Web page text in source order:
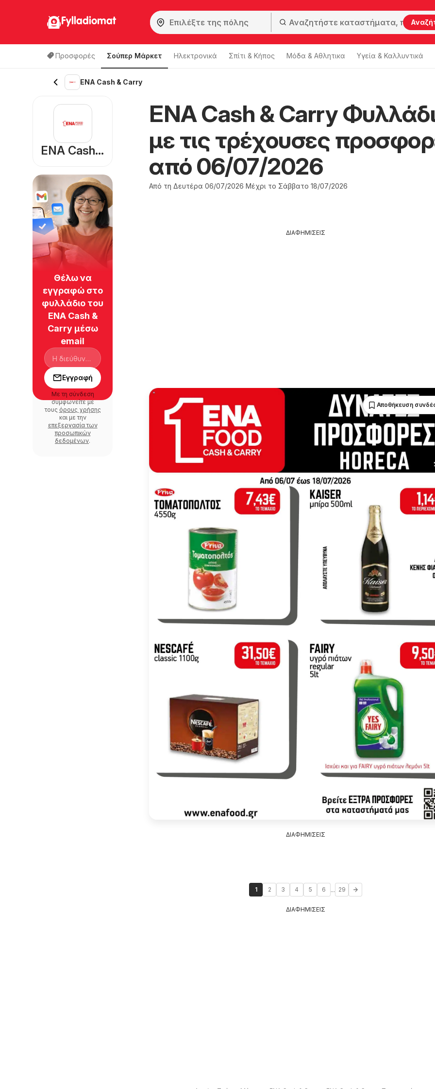
Fylladiomat
Προσφορές Σούπερ Μάρκετ Hλεκτρονικά Σπίτι & Κήπος Μόδα & Aθλητικα Υγεία & Καλλυντικά
ENA Cash & Carry
ENA Cash & Carry
με τις τρέχουσες
από 06/07/2026
Από τη Δευτέρα 06/07/2026 Μέχρι το Σάββατο 18/07/2026
ΔΙΑΦΗΜΙΣΕΙΣ
Αποθήκευση
ΔΙΑΦΗΜΙΣΕΙΣ
1 2 3 4 5 6 ... 29
ΔΙΑΦΗΜΙΣΕΙΣ
ENA Cash & Carry
Θέλω να
εγγραφώ στο
φυλλάδιο του
ENA Cash &
Carry μέσω
email
Εγγραφή
Με τη σύνδεση
συμφωνείτε με
τους όρους χρήσης
και με την
επεξεργασία των
προσωπικών
δεδομένων.